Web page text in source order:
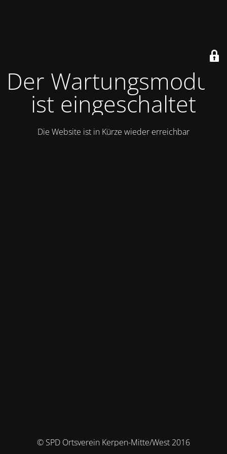
Der Wartungsmodus
ist eingeschaltet
Die Website ist in Kürze wieder erreichbar
© SPD Ortsverein Kerpen-Mitte/West 2016